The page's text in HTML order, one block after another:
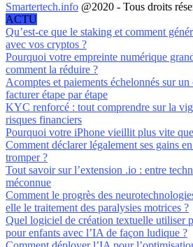
Smartertech.info @2020 - Tous droits
ACTU
Qu’est-ce que le staking et comment
avec vos cryptos ?
Pourquoi votre empreinte numérique
comment la réduire ?
Acomptes et paiements échelonnés sur
facturer étape par étape
KYC renforcé : tout comprendre sur la
risques financiers
Pourquoi votre iPhone vieillit plus vite
Comment déclarer légalement ses gains
tromper ?
Tout savoir sur l’extension .io : entre
méconnue
Comment le progrès des
elle le traitement des paralysies motrices ?
Quel logiciel de création textuelle utiliser
pour enfants avec l’IA de façon ludique ?